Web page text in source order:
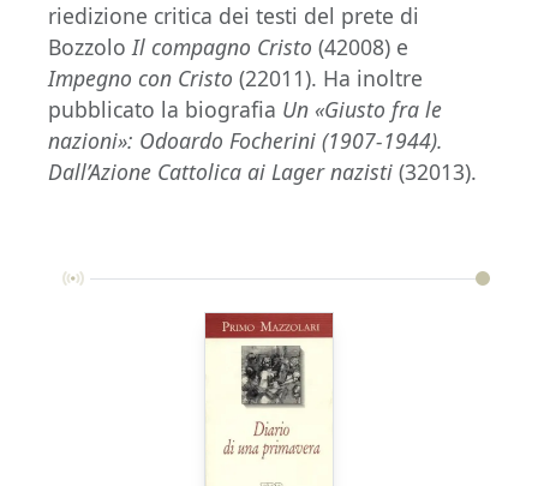
riedizione critica dei testi del prete di
BozzoloIl compagno Cristo (42008) e
Impegno con Cristo (22011). Ha inoltre
pubblicato la biografia Un «Giusto fra le
nazioni»: Odoardo Focherini (1907-1944).
Dall’Azione Cattolica ai Lager nazisti (32013).